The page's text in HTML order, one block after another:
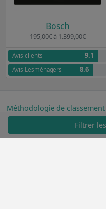
Filtrer
Bosch
195,00€ à 1.399,00€
Avis clients 9.1
Avis Lesménagers 8.6
Méthodologie de classement
FAQ & contact